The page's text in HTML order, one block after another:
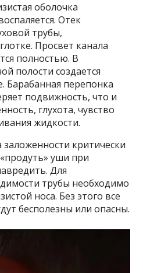
оболочка
Отек
трубы,
Просвет канала
полностью. В
полости создается
Барабанная перепонка
подвижность, что и
глухота, чувство
жидкости.
критически
уши при
Для
трубы необходимо
носа. Без этого все
бесполезны или опасны.